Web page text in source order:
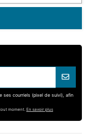
ses courriels (pixel de suivi), afin
moment.En savoir plus